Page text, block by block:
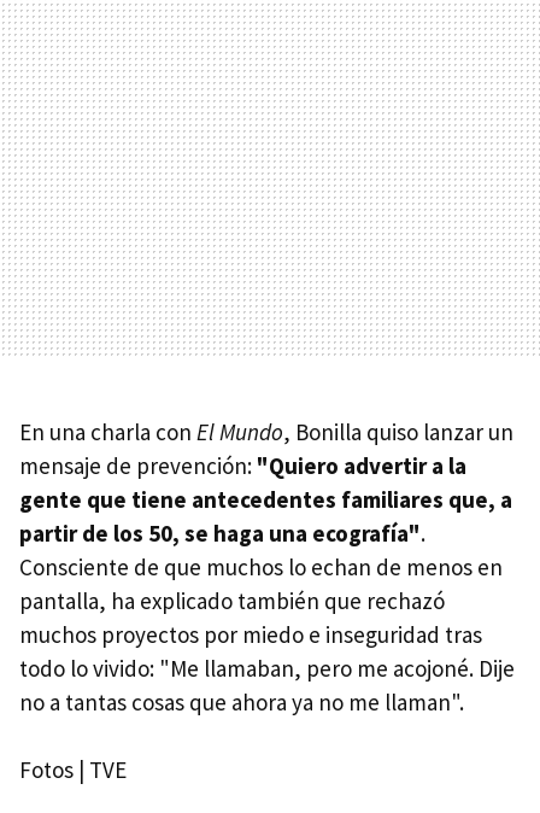
En una charla con El Mundo, Bonilla quiso lanzar un
mensaje de prevención: "Quiero advertir a la
gente que tiene antecedentes familiares que, a
partir de los 50, se haga una ecografía".
Consciente de que muchos lo echan de menos en
pantalla, ha explicado también que rechazó
muchos proyectos por miedo e inseguridad tras
todo lo vivido: "Me llamaban, pero me acojoné. Dije
no a tantas cosas que ahora ya no me llaman".
Fotos | TVE